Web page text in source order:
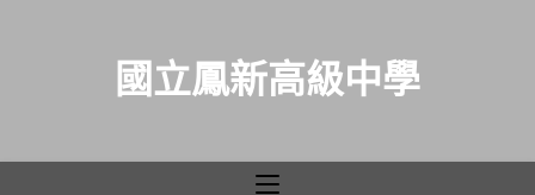
國立鳳新高級中學